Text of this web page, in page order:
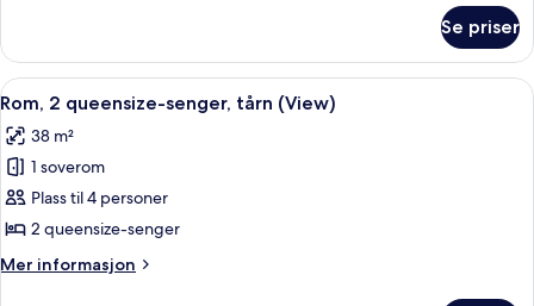
2
queensize-
senger,
parkutsikt,
tårn
Se priser
Åpne
alle
bildene
av
Rom,
2
queensize-
senger,
Allergitestet sengetøy, safe på
8
Rom, 2 queensize-senger, tårn (View)
38 m²
1 soverom
Plass til 4 personer
2 queensize-senger
Mer informasjon
Mer